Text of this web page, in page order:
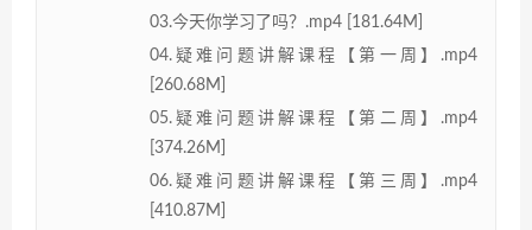
03.今天你学习了吗？.mp4 [181.64M]
04.疑难问题讲解课程【第一周】.mp4
[260.68M]
05.疑难问题讲解课程【第二周】.mp4
[374.26M]
06.疑难问题讲解课程【第三周】.mp4
[410.87M]